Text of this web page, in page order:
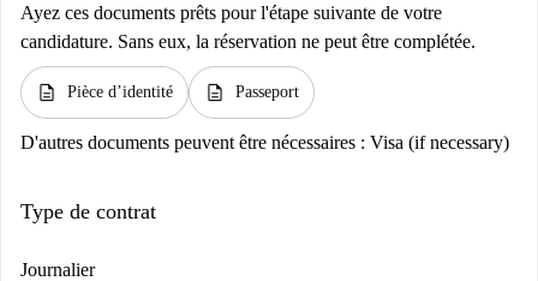
Ayez ces documents prêts pour l'étape suivante de votre
candidature. Sans eux, la réservation ne peut être complétée.
description Pièce d’identité description Passeport
D'autres documents peuvent être nécessaires : Visa (if necessary)
Type de contrat
Journalier